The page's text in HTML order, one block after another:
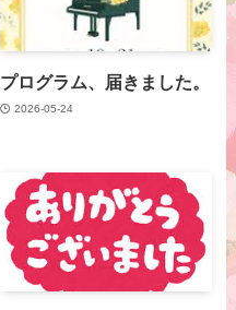
プログラム、届きました。
2026-05-24